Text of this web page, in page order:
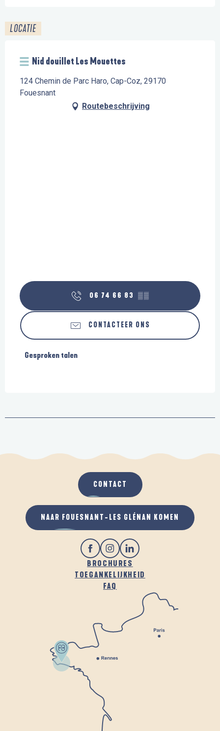
LOCATIE
Nid douillet Les Mouettes
124 Chemin de Parc Haro, Cap-Coz, 29170
Fouesnant
Routebeschrijving
06 74 66 83 ▒▒
CONTACTEER ONS
Gesproken talen
Gesproken talen
BROCHURES
TOEGANKELIJKHEID
FAQ
CONTACT
NAAR FOUESNANT-LES GLÉNAN KOMEN